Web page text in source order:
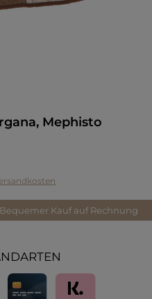
Mephisto
Bequemer Kauf auf Rechnung